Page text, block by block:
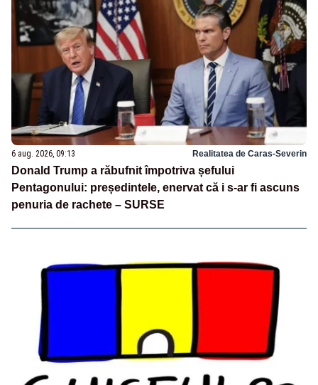
6 aug. 2026, 09:13 Realitatea de Caras-Severin
Donald Trump a răbufnit împotriva șefului
Pentagonului: președintele, enervat că i s-ar fi ascuns
penuria de rachete – SURSE